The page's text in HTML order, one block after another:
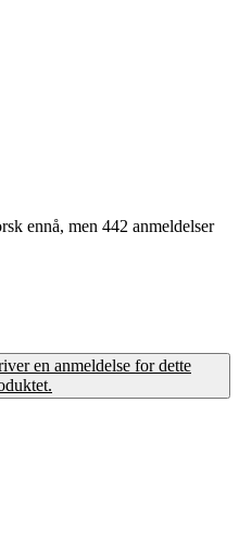
ennå, men 442 anmeldelser
en anmeldelse for dette